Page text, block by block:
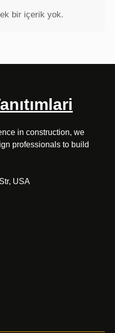
bir içerik yok.
in construction, we
professionals to build
USA